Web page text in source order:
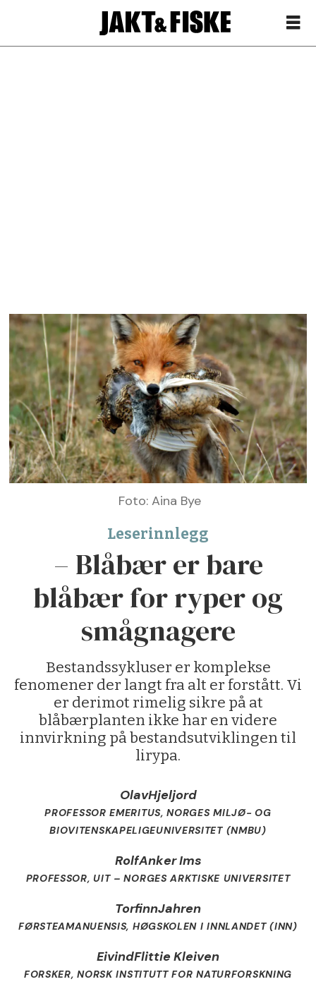
Foto: Aina Bye
Leserinnlegg
– Blåbær er bare
blåbær for ryper og
smågnagere
Bestandssykluser er komplekse
fenomener der langt fra alt er forstått. Vi
er derimot rimelig sikre på at
blåbærplanten ikke har en videre
innvirkning på bestandsutviklingen til
lirypa.
OlavHjeljord
PROFESSOR EMERITUS, NORGES MILJØ- OG
BIOVITENSKAPELIGEUNIVERSITET (NMBU)
RolfAnker Ims
PROFESSOR, UIT – NORGES ARKTISKE UNIVERSITET
TorfinnJahren
FØRSTEAMANUENSIS, HØGSKOLEN I INNLANDET (INN)
EivindFlittie Kleiven
FORSKER, NORSK INSTITUTT FOR NATURFORSKNING